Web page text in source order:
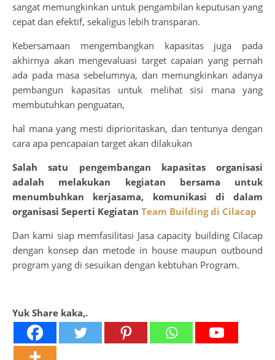
sangat memungkinkan untuk pengambilan keputusan yang
cepat dan efektif, sekaligus lebih transparan.
Kebersamaan mengembangkan kapasitas juga pada
akhirnya akan mengevaluasi target capaian yang pernah
ada pada masa sebelumnya, dan memungkinkan adanya
pembangun kapasitas untuk melihat sisi mana yang
membutuhkan penguatan,
hal mana yang mesti diprioritaskan, dan tentunya dengan
cara apa pencapaian target akan dilakukan
Salah satu pengembangan kapasitas organisasi
adalah melakukan kegiatan bersama untuk
menumbuhkan kerjasama, komunikasi di dalam
organisasi Seperti Kegiatan Team Building di Cilacap
Dan kami siap memfasilitasi Jasa capacity building Cilacap
dengan konsep dan metode in house maupun outbound
program yang di sesuikan dengan kebtuhan Program.
Yuk Share kaka,.